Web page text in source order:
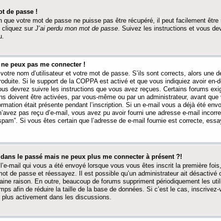
de passe !
que votre mot de passe ne puisse pas être récupéré, il peut facilement
cliquez sur J’ai perdu mon mot de passe. Suivez les instructions et vous
peux pas me connecter !
nom d’utilisateur et votre mot de passe. S’ils sont corrects, alors une
Si le support de la COPPA est activé et que vous indiquiez avoir en-
devrez suivre les instructions que vous avez reçues. Certains forums
doivent être activées, par vous-même ou par un administrateur, avant
était présente pendant l’inscription. Si un e-mail vous a déjà été
pas reçu d’e-mail, vous avez pu avoir fourni une adresse e-mail
Si vous êtes certain que l’adresse de e-mail fournie est correcte,
le passé mais ne peux plus me connecter à présent ?!
mail qui vous a été envoyé lorsque vous vous êtes inscrit la première
de passe et réessayez. Il est possible qu’un administrateur ait désactivé
raison. En outre, beaucoup de forums suppriment périodiquement les
afin de réduire la taille de la base de données. Si c’est le cas,
activement dans les discussions.